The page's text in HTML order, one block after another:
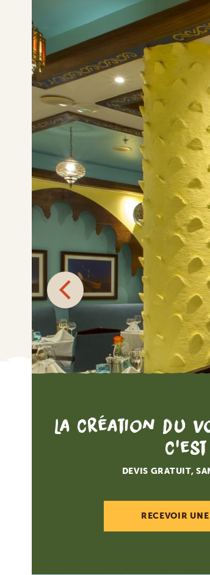
La création du
DEVIS GRATUIT,
RECEVOIR